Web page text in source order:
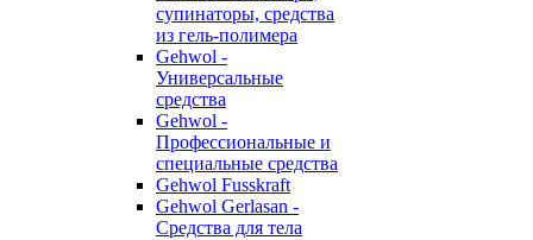
супинаторы, средства
из гель-полимера
Gehwol -
Универсальные
средства
Gehwol -
Профессиональные и
специальные средства
Gehwol Fusskraft
Gehwol Gerlasan -
Средства для тела